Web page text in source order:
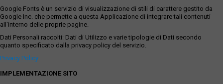
Google Fonts è un servizio di visualizzazione di stili di carattere gestito da
Google Inc. che permette a questa Applicazione di integrare tali contenuti
all'interno delle proprie pagine.
Dati Personali raccolti: Dati di Utilizzo e varie tipologie di Dati secondo
quanto specificato dalla privacy policy del servizio.
Privacy Policy
IMPLEMENTAZIONE SITO